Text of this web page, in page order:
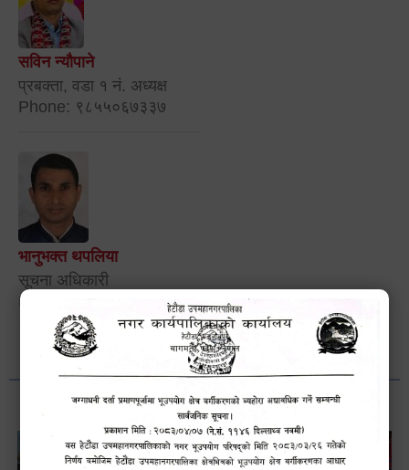
सविन न्यौपाने
प्रबक्ता, वडा १ नं. अध्यक्ष
Phone: ९८५५०६७३३७
भानुभक्त थपलिया
सूचना अधिकारी
Phone: ९८५५०१२७४२